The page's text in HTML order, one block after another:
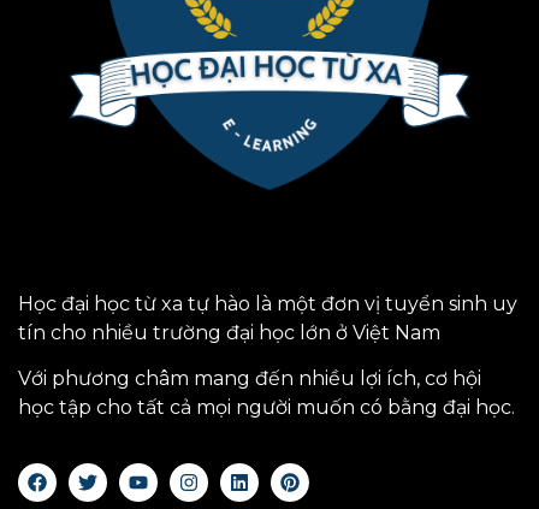
Học đại học từ xa tự hào là một đơn vị tuyển sinh uy
tín cho nhiều trường đại học lớn ở Việt Nam
Với phương châm mang đến nhiều lợi ích, cơ hội
học tập cho tất cả mọi người muốn có bằng đại học.